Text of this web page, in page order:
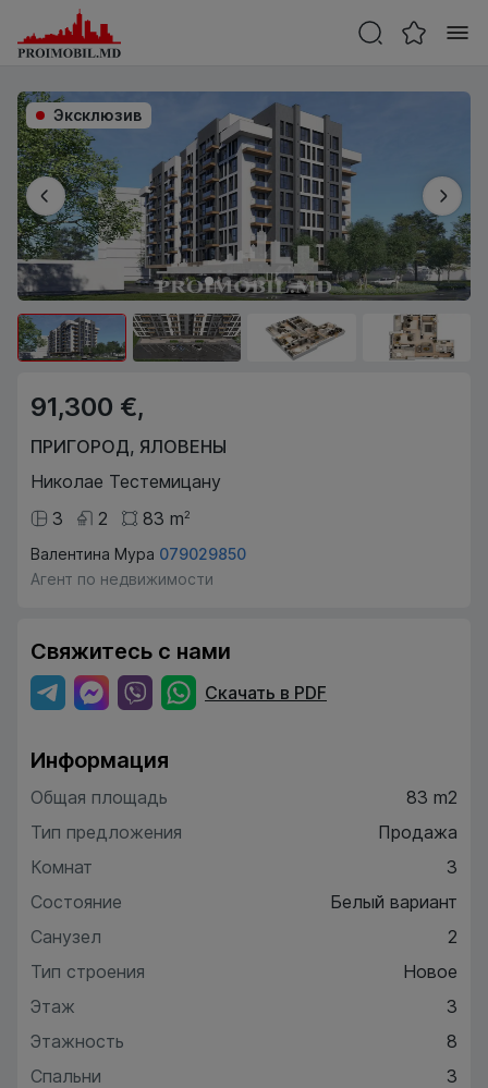
Эксклюзив
91,300 €,
ПРИГОРОД, ЯЛОВЕНЫ
Николае Тестемицану
3
2 83 m2
Валентина Мура 079029850
Агент по недвижимости
Свяжитесь с нами
Скачать в PDF
Информация
Общая площадь
83 m2
Тип предложения
Продажа
Комнат
3
Состояние
Белый вариант
Санузел
2
Тип строения
Новое
Этаж
3
Этажность
8
Спальни
3